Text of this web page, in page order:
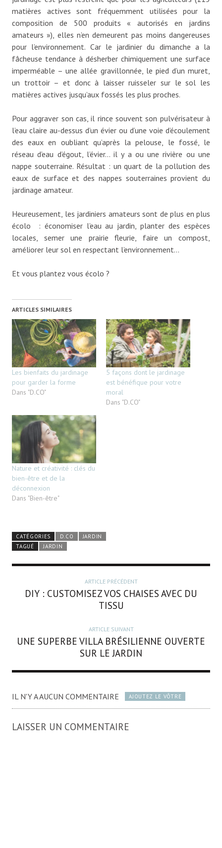
matières actives sont fréquemment utilisées pour la
composition de 500 produits « autorisés en jardins
amateurs »), elles n’en demeurent pas moins dangereuses
pour l’environnement. Car le jardinier du dimanche a la
fâcheuse tendance à désherber chimiquement une surface
imperméable – une allée gravillonnée, le pied d’un muret,
un trottoir – et donc à laisser ruisseler sur le sol les
matières actives jusqu’aux fossés les plus proches.
Pour aggraver son cas, il rince souvent son pulvérisateur à
l’eau claire au-dessus d’un évier ou d’une voie d’écoulement
des eaux en oubliant qu’après la pelouse, le fossé, le
réseau d’eau d’égout, l’évier… il y a ou une rivière ou une
nappe souterraine. Résultat : un quart de la pollution des
eaux de surface et des nappes souterraines provient du
jardinage amateur.
Heureusement, les jardiniers amateurs sont de plus en plus
écolo : économiser l’eau au jardin, planter des espèces
locales, semer une prairie fleurie, faire un compost,
améliorer leur sol en respectant l’environnement…
Et vous plantez vous écolo ?
ARTICLES SIMILAIRES
Les bienfaits du jardinage
pour garder la forme
Dans "D.CO"
5 façons dont le jardinage
est bénéfique pour votre
moral
Dans "D.CO"
Nature et créativité : clés du
bien-être et de la
déconnexion
Dans "Bien-être"
CATÉGORIES D.CO
JARDIN
TAGUÉ
JARDIN
ARTICLE PRÉCÉDENT
DIY : CUSTOMISEZ VOS CHAISES AVEC DU
TISSU
ARTICLE SUIVANT
UNE SUPERBE VILLA BRÉSILIENNE OUVERTE
SUR LE JARDIN
IL N'Y A AUCUN COMMENTAIRE AJOUTEZ LE VÔTRE
LAISSER UN COMMENTAIRE